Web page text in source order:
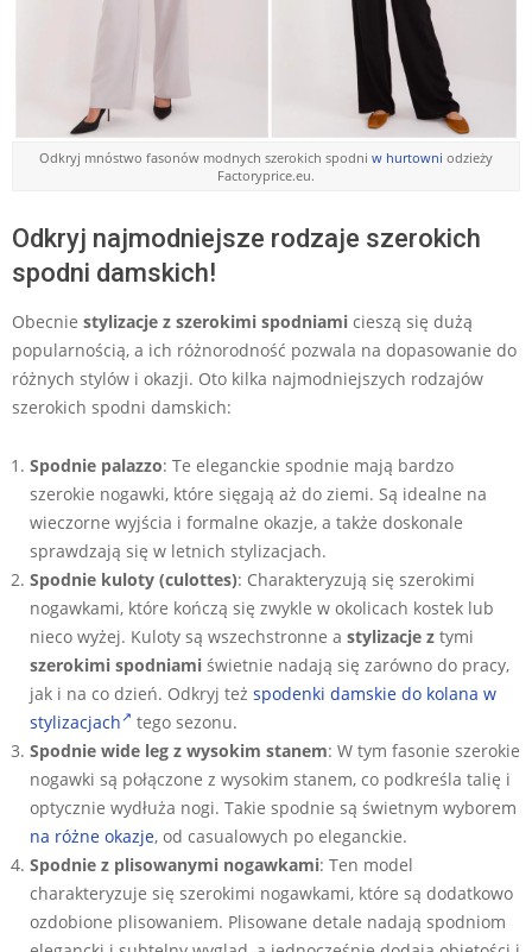
Odkryj mnóstwo fasonów modnych szerokich spodni w hurtowni odzieży
Factoryprice.eu.
Odkryj najmodniejsze rodzaje szerokich
spodni damskich!
Obecnie stylizacje z szerokimi spodniami cieszą się dużą
popularnością, a ich różnorodność pozwala na dopasowanie do
różnych stylów i okazji. Oto kilka najmodniejszych rodzajów
szerokich spodni damskich:
Spodnie palazzo: Te eleganckie spodnie mają bardzo
szerokie nogawki, które sięgają aż do ziemi. Są idealne na
wieczorne wyjścia i formalne okazje, a także doskonale
sprawdzają się w letnich stylizacjach.
Spodnie kuloty (culottes): Charakteryzują się szerokimi
nogawkami, które kończą się zwykle w okolicach kostek lub
nieco wyżej. Kuloty są wszechstronne a stylizacje z tymi
szerokimi spodniami świetnie nadają się zarówno do pracy,
jak i na co dzień. Odkryj też spodenki damskie do kolana w
stylizacjach
tego sezonu.
Spodnie wide leg z wysokim stanem: W tym fasonie szerokie
nogawki są połączone z wysokim stanem, co podkreśla talię i
optycznie wydłuża nogi. Takie spodnie są świetnym wyborem
na różne okazje, od casualowych po eleganckie.
Spodnie z plisowanymi nogawkami: Ten model
charakteryzuje się szerokimi nogawkami, które są dodatkowo
ozdobione plisowaniem. Plisowane detale nadają spodniom